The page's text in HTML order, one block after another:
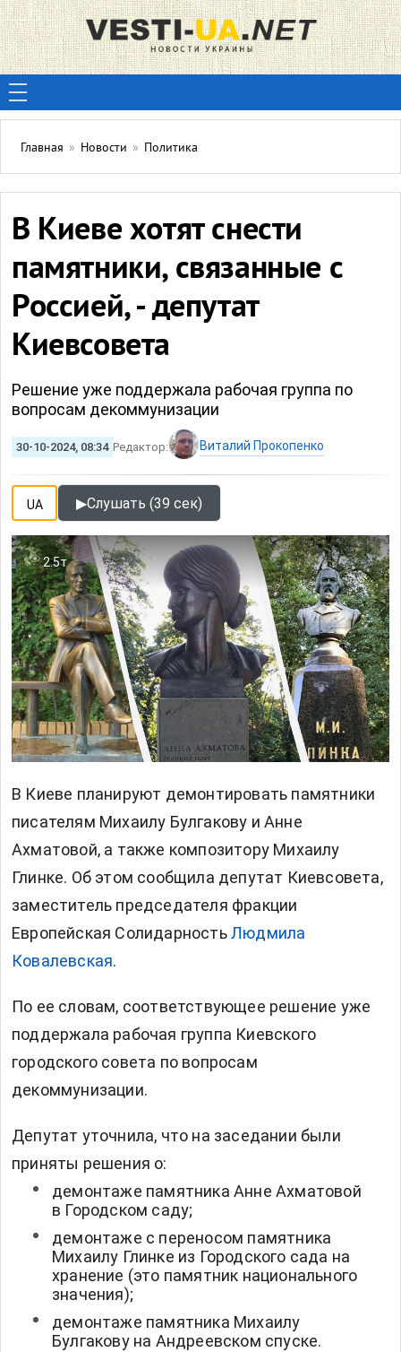
Главная » Новости » Политика
В Киеве хотят снести
памятники, связанные с
Россией, - депутат
Киевсовета
Решение уже поддержала рабочая группа по
вопросам декоммунизации
30-10-2024, 08:34 Редактор: Виталий Прокопенко
UA ▶Слушать (39 сек)
2.5т
В Киеве планируют демонтировать памятники
писателям Михаилу Булгакову и Анне
Ахматовой, а также композитору Михаилу
Глинке. Об этом сообщила депутат Киевсовета,
заместитель председателя фракции
Европейская СолидарностьЛюдмила
Ковалевская.
По ее словам, соответствующее решение уже
поддержала рабочая группа Киевского
городского совета по вопросам
декоммунизации.
Депутат уточнила, что на заседании были
приняты решения о:
демонтаже памятника Анне Ахматовой
в Городском саду;
демонтаже с переносом памятника
Михаилу Глинке из Городского сада на
хранение (это памятник национального
значения);
демонтаже памятника Михаилу
Булгакову на Андреевском спуске.